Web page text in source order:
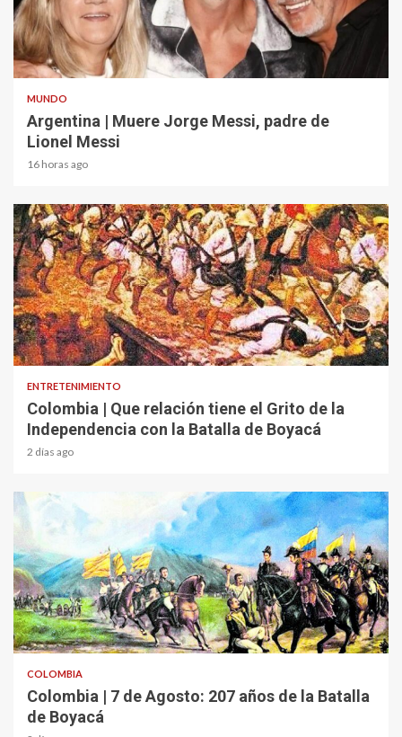
2 min read
MUNDO
Argentina | Muere Jorge Messi, padre de
Lionel Messi
16 horas ago
1 min read
ENTRETENIMIENTO
Colombia | Que relación tiene el Grito de la
Independencia con la Batalla de Boyacá
2 días ago
2 min read
COLOMBIA
Colombia | 7 de Agosto: 207 años de la Batalla
de Boyacá